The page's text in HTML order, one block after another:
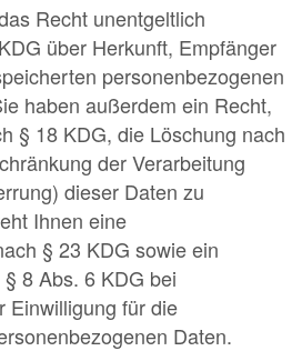
Recht unentgeltlich
über Herkunft, Empfänger
personenbezogenen
haben außerdem ein Recht,
§ 18 KDG, die Löschung nach
der Verarbeitung
dieser Daten zu
Ihnen eine
§ 23 KDG sowie ein
8 Abs. 6 KDG bei
Einwilligung für die
Daten.